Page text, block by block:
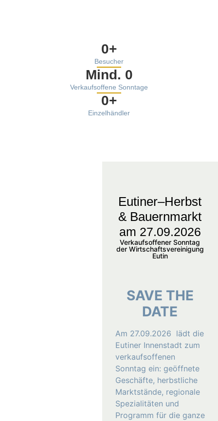
Besucher
0+
Verkaufsoffene Sonntage
Mind. 0
Einzelhändler
0+
Eutiner–Herbst
& Bauernmarkt
am 27.09.2026
Verkaufsoffener Sonntag
der Wirtschaftsvereinigung
Eutin
SAVE THE
DATE
Am 27.09.2026 lädt die
Eutiner Innenstadt zum
verkaufsoffenen
Sonntag ein: geöffnete
Geschäfte, herbstliche
Marktstände, regionale
Spezialitäten und
Programm für die ganze